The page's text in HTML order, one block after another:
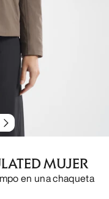
MUJER
en una chaqueta